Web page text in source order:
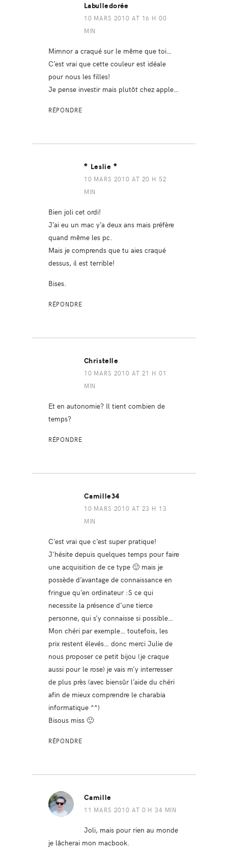
Labulledorée
10 MARS 2010 AT 16 H 00
MIN
Mimnor a craqué sur le même que toi…
C’est vrai que cette couleur est idéale
pour nous les filles!
Je pense investir mais plutôt chez apple…
RÉPONDRE
* Leslie *
10 MARS 2010 AT 20 H 52
MIN
Bien joli cet ordi!
J’ai eu un mac y’a deux ans mais préfère
quand même les pc.
Mais je comprends que tu aies craqué
dessus, il est terrible!
Bises.
RÉPONDRE
Christelle
10 MARS 2010 AT 21 H 01
MIN
Et en autonomie? Il tient combien de
temps?
RÉPONDRE
Camille34
10 MARS 2010 AT 23 H 13
MIN
C’est vrai que c’est super pratique!
J’hésite depuis quelques temps pour faire
une acquisition de ce type 🙂 mais je
possède d’avantage de connaissance en
fringue qu’en ordinateur :S ce qui
necessite la présence d’une tierce
personne, qui s’y connaisse si possible…
Mon chéri par exemple… toutefois, les
prix restent élevés… donc merci Julie de
nous proposer ce petit bijou (je craque
aussi pour le rose) je vais m’y interresser
de plus près (avec biensûr l’aide du chéri
afin de mieux comprendre le charabia
informatique ^^)
Bisous miss 🙂
RÉPONDRE
Camille
11 MARS 2010 AT 0 H 34 MIN
Joli, mais pour rien au monde
je lâcherai mon macbook.